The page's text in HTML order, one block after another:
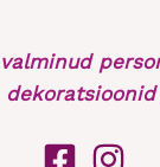
valminud